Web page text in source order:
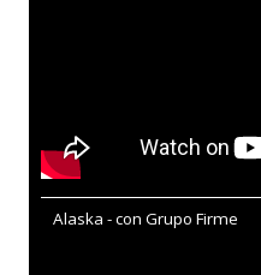
Alaska - con Grupo Firme